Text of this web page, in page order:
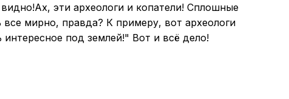
Ах, эти археологи и копатели! Сплошные
мирно, правда? К примеру, вот археологи
под землей!" Вот и всё дело!